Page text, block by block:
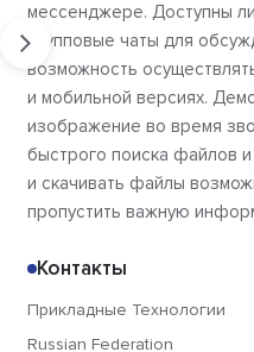
мессенджере. Доступны
групповые чаты для
возможность
и мобильной версиях.
изображение во время
быстрого поиска файлов
и скачивать файлы
пропустить важную
Контакты
Прикладные Технологии
Russian Federation